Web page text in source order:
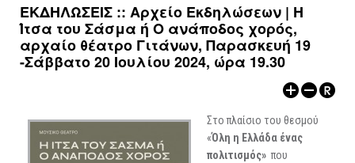
Νέα
Ελληνικά |English
ΕΚΔΟΣΕΙΣ
ΑΡΧΑΙΟΛΟΓΙΚΟΙ ΧΩΡΟΙ
ΕΚΔΗΛΩΣΕΙΣ :: Αρχείο Εκδηλώσεων | Η
Ίτσα του Σάσμα ή Ο ανάποδος χορός,
αρχαίο θέατρο Γιτάνων, Παρασκευή 19
-Σάββατο 20 Ιουλίου 2024, ώρα 19.30
Στο πλαίσιο του θεσμού
«Όλη η Ελλάδα ένας
πολιτισμός» που